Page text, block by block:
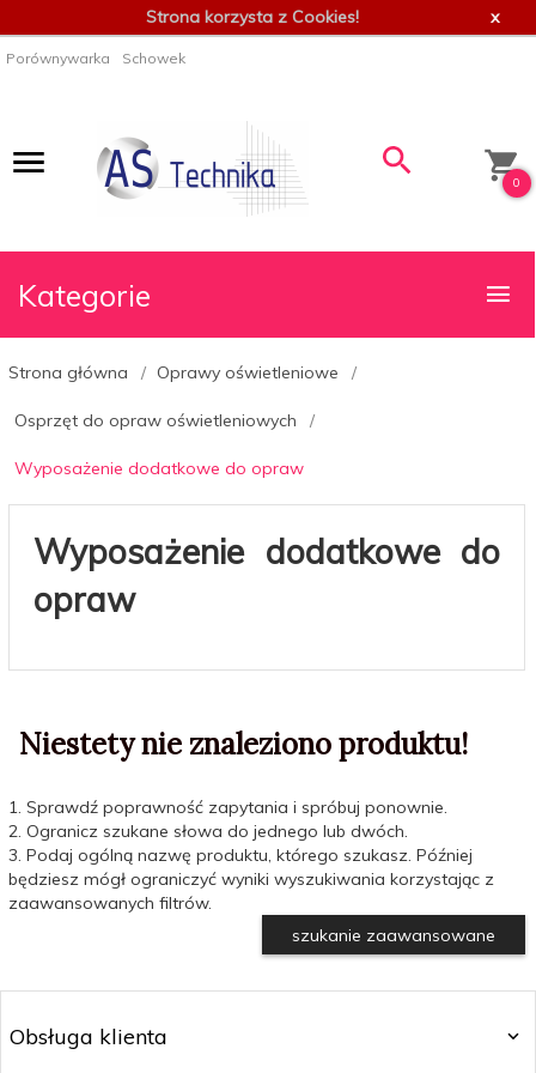
Strona korzysta z Cookies! x
Porównywarka Schowek
0
Kategorie
Strona główna Oprawy oświetleniowe
Osprzęt do opraw oświetleniowych
Wyposażenie dodatkowe do opraw
Wyposażenie dodatkowe do
opraw
Niestety nie znaleziono produktu!
1. Sprawdź poprawność zapytania i spróbuj ponownie.
2. Ogranicz szukane słowa do jednego lub dwóch.
3. Podaj ogólną nazwę produktu, którego szukasz. Później
będziesz mógł ograniczyć wyniki wyszukiwania korzystając z
zaawansowanych filtrów.
szukanie zaawansowane
Obsługa klienta